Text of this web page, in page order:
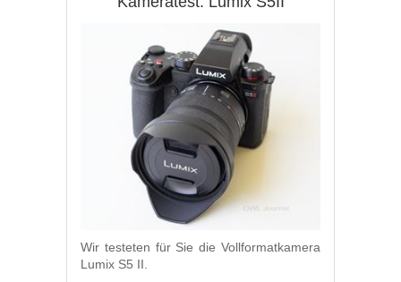
Wir testeten für Sie die Vollformatkamera
Lumix S5 II.